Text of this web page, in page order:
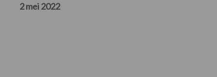
2 mei 2022